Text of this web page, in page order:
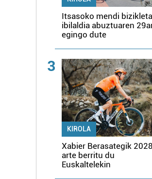
Itsasoko mendi bizikleta
ibilaldia abuztuaren
egingo dute
3
KIROLA
Xabier Berasategik
arte berritu du
Euskaltelekin